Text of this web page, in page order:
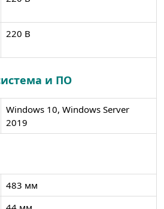
220 В
и ПО
Windows 10, Windows Server
2019
483 мм